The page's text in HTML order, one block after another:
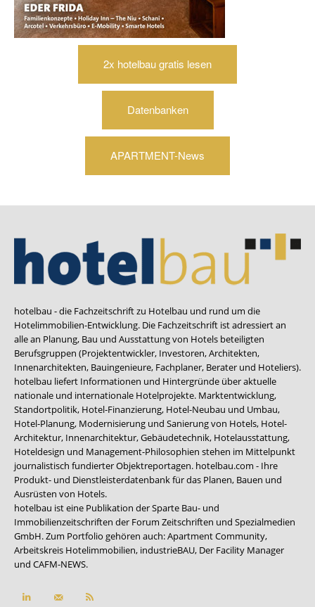
2x hotelbau gratis lesen
Datenbanken
APARTMENT-News
hotelbau - die Fachzeitschrift zu Hotelbau und rund um die
Hotelimmobilien-Entwicklung. Die Fachzeitschrift ist adressiert an
alle an Planung, Bau und Ausstattung von Hotels beteiligten
Berufsgruppen (Projektentwickler, Investoren, Architekten,
Innenarchitekten, Bauingenieure, Fachplaner, Berater und Hoteliers).
hotelbau liefert Informationen und Hintergründe über aktuelle
nationale und internationale Hotelprojekte. Marktentwicklung,
Standortpolitik, Hotel-Finanzierung, Hotel-Neubau und Umbau,
Hotel-Planung, Modernisierung und Sanierung von Hotels, Hotel-
Architektur, Innenarchitektur, Gebäudetechnik, Hotelausstattung,
Hoteldesign und Management-Philosophien stehen im Mittelpunkt
journalistisch fundierter Objektreportagen. hotelbau.com - Ihre
Produkt- und Dienstleisterdatenbank für das Planen, Bauen und
Ausrüsten von Hotels.
hotelbau ist eine Publikation der Sparte Bau- und
Immobilienzeitschriften der Forum Zeitschriften und Spezialmedien
GmbH. Zum Portfolio gehören auch:Apartment Community,
Arbeitskreis Hotelimmobilien, industrieBAU, Der Facility Manager
und CAFM-NEWS.